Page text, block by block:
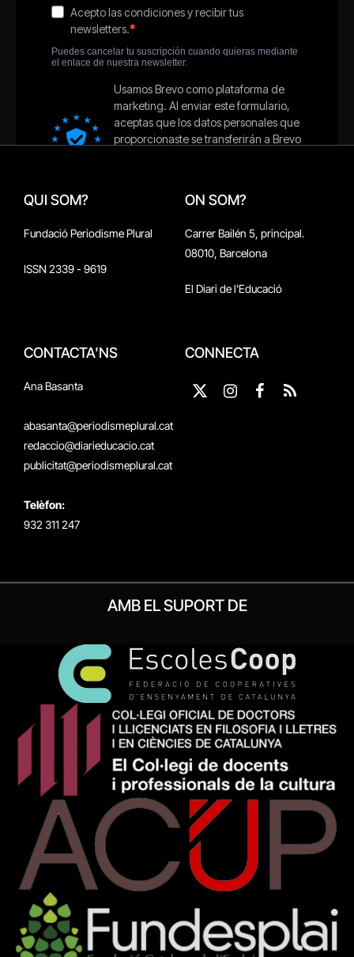
QUI SOM?
Fundació Periodisme Plural
ISSN 2339 - 9619
ON SOM?
Carrer Bailén 5, principal.
08010, Barcelona
El Diari de l'Educació
CONTACTA'NS
Ana Basanta
abasanta@periodismeplural.cat
redaccio@diarieducacio.cat
publicitat@periodismeplural.cat
Telèfon:
932 311 247
CONNECTA
X
Instagram
Facebook
RSS
AMB EL SUPORT DE